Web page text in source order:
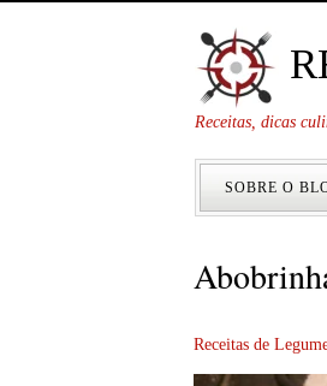
Receitas, dicas
SOBRE O
Receitas de